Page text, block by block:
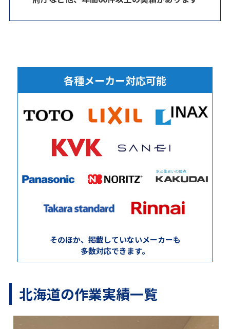
各種メーカー対応可能
そのほか、掲載していないメーカーも
多数対応できます。
北海道の作業実績一覧